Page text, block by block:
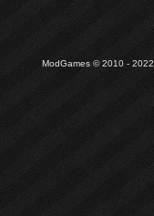
ModGames © 2010 - 2022.